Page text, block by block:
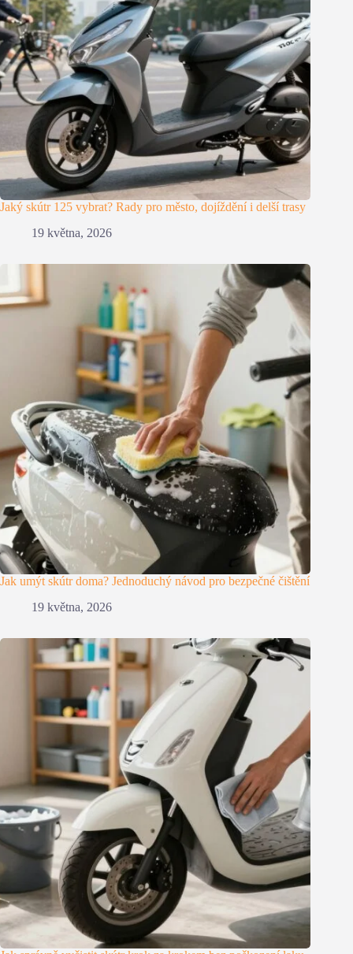
Jaký skútr 125 vybrat? Rady pro město, dojíždění i delší trasy
19 května, 2026
Jak umýt skútr doma? Jednoduchý návod pro bezpečné čištění
19 května, 2026